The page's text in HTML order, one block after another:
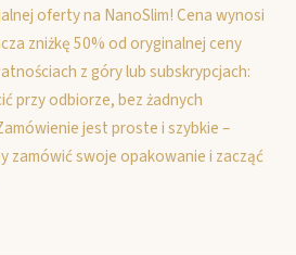
oferty na NanoSlim! Cena wynosi
zniżkę 50% od oryginalnej ceny
z góry lub subskrypcjach:
przy odbiorze, bez żadnych
jest proste i szybkie –
zamówić swoje opakowanie i zacząć